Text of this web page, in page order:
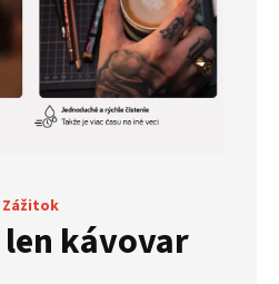
Zážitok
len kávovar